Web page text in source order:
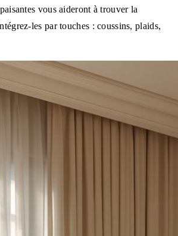
vous aideront à trouver la
les par touches : coussins, plaids,